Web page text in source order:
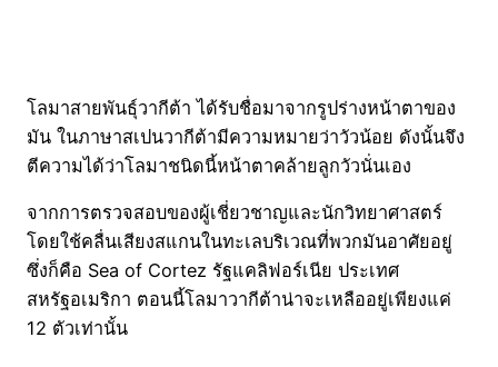
โลมาสายพันธุ์วากีต้า ได้รับชื่อมาจากรูปร่างหน้าตาของ
มัน ในภาษาสเปนวากีต้ามีความหมายว่าวัวน้อย ดังนั้นจึง
ตีความได้ว่าโลมาชนิดนี้หน้าตาคล้ายลูกวัวนั่นเอง
จากการตรวจสอบของผู้เชี่ยวชาญและนักวิทยาศาสตร์
โดยใช้คลื่นเสียงสแกนในทะเลบริเวณที่พวกมันอาศัยอยู่
ซึ่งก็คือ Sea of Cortez รัฐแคลิฟอร์เนีย ประเทศ
สหรัฐอเมริกา ตอนนี้โลมาวากีต้าน่าจะเหลืออยู่เพียงแค่
12 ตัวเท่านั้น